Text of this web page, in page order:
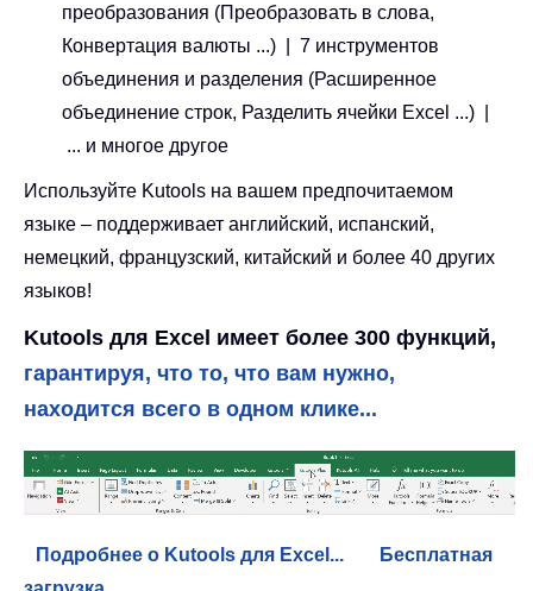
преобразования (Преобразовать в слова,
Конвертация валюты ...) | 7 инструментов
объединения и разделения (Расширенное
объединение строк, Разделить ячейки Excel ...) |
... и многое другое
Используйте Kutools на вашем предпочитаемом
языке – поддерживает английский, испанский,
немецкий, французский, китайский и более 40 других
языков!
Kutools для Excel имеет более 300 функций,
гарантируя, что то, что вам нужно,
находится всего в одном клике...
Подробнее о Kutools для Excel...
Бесплатная